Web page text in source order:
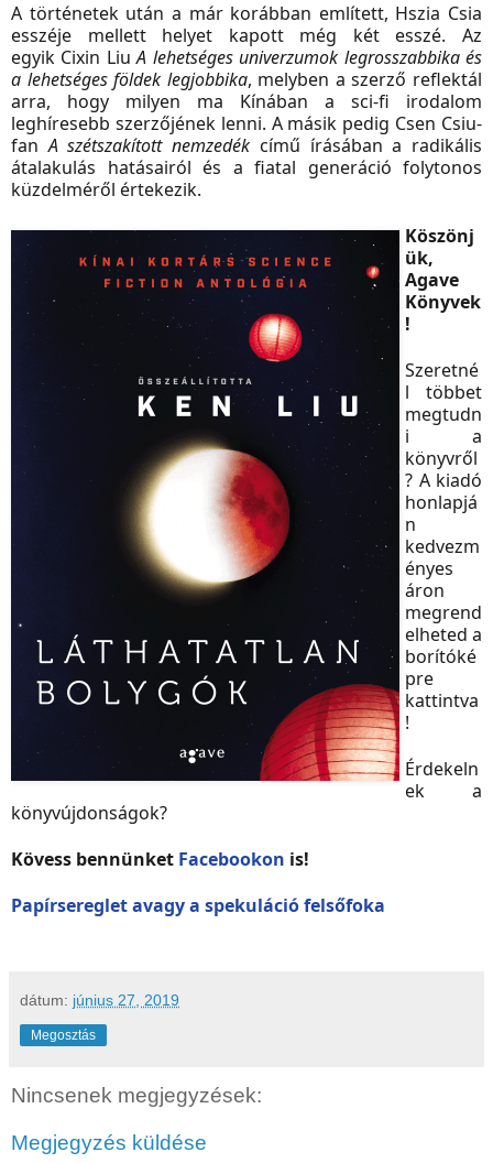
A történetek után a már korábban említett, Hszia Csia
esszéje mellett helyet kapott még két esszé. Az
egyik Cixin LiuA lehetséges univerzumok legrosszabbika és
a lehetséges földek legjobbika, melyben a szerző reflektál
arra, hogy milyen ma Kínában a sci-fi irodalom
leghíresebb szerzőjének lenni. A másik pedig Csen Csiu-
fan A szétszakított nemzedék című írásában a radikális
átalakulás hatásairól és a fiatal generáció folytonos
küzdelméről értekezik.
Köszönj
ük,
Agave
Könyvek
!
Szeretné
l többet
megtudn
i a
könyvről
? A kiadó
honlapjá
n
kedvezm
ényes
áron
megrend
elheted a
borítóké
pre
kattintva
!
Érdekeln
ek a
könyvújdonságok?
Kövess bennünket Facebookon is!
Papírsereglet avagy a spekuláció felsőfoka
dátum: június 27, 2019
Megosztás
Nincsenek megjegyzések:
Megjegyzés küldése